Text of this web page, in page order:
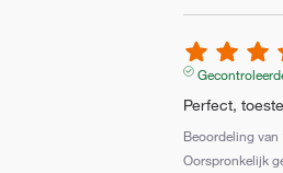
Perfect,
Beoordeling van
Oorspronkelijk